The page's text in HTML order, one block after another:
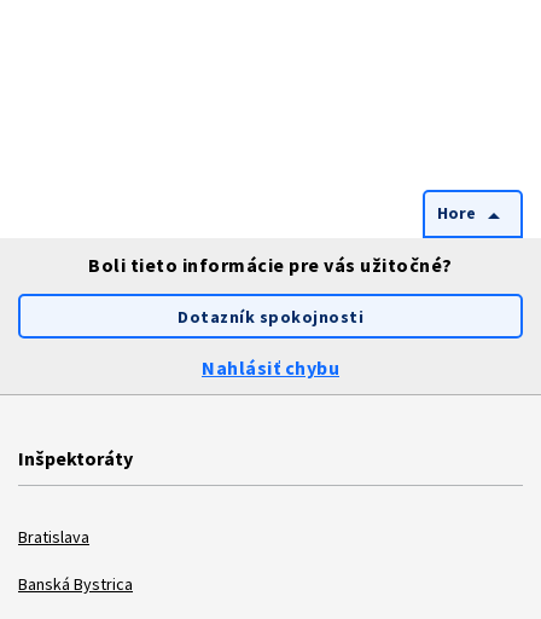
Hore arrow_drop_up
Boli tieto informácie pre vás užitočné?
Dotazník spokojnosti
Nahlásiť chybu
Inšpektoráty
Bratislava
Banská Bystrica